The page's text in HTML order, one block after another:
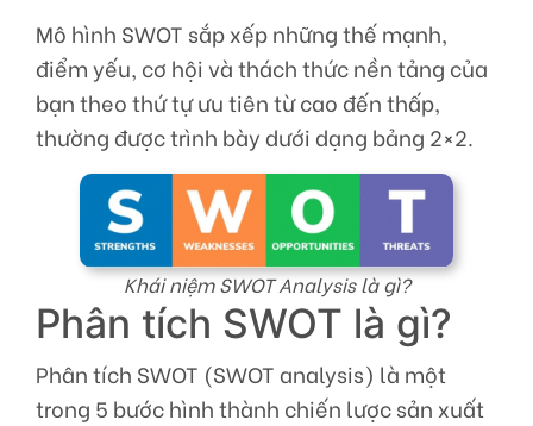
Mô hình SWOT sắp xếp những thế mạnh,
điểm yếu, cơ hội và thách thức nền tảng của
bạn theo thứ tự ưu tiên từ cao đến thấp,
thường được trình bày dưới dạng bảng 2×2.
Khái niệm SWOT Analysis là gì?
Phân tích SWOT là gì?
Phân tích SWOT (SWOT analysis) là một
trong 5 bước hình thành chiến lược sản xuất